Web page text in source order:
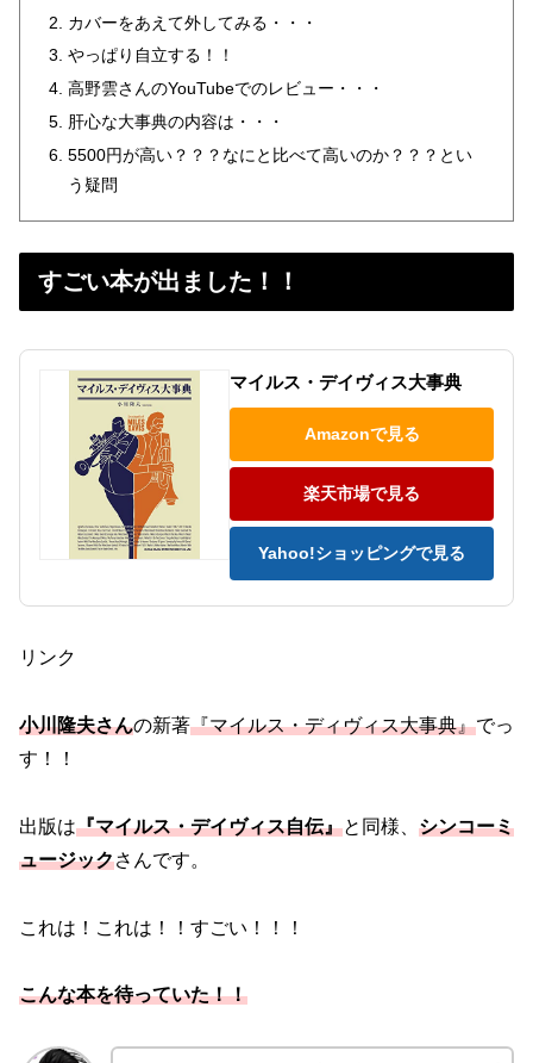
カバーをあえて外してみる・・・
やっぱり自立する！！
高野雲さんのYouTubeでのレビュー・・・
肝心な大事典の内容は・・・
5500円が高い？？？なにと比べて高いのか？？？とい
う疑問
すごい本が出ました！！
マイルス・デイヴィス大事典
Amazonで見る
楽天市場で見る
Yahoo!ショッピングで見る
リンク
小川隆夫さんの新著『マイルス・ディヴィス大事典』でっ
す！！
出版は『マイルス・デイヴィス自伝』と同様、 シンコーミ
ュージックさんです。
これは！これは！！すごい！！！
こんな本を待っていた！！